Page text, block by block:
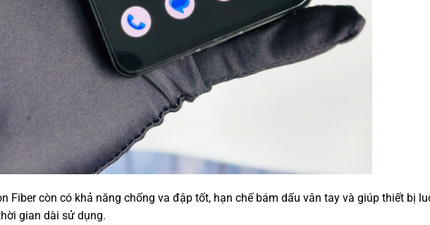
Fiber còn có khả năng chống va đập tốt, hạn chế bám dấu vân tay và giúp thiết bị
gian dài sử dụng.